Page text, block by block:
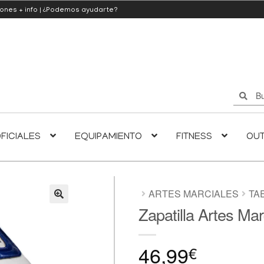
+ info |¿Podemos ayudarte?
Buscar
por:
Buscar
EQUIPAMIENTO FITNESS
ARTES MARCIALES
Zapatilla Artes
46,99€